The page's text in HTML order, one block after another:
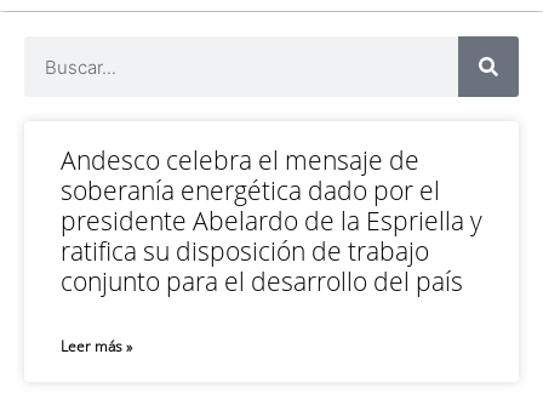
Andesco celebra el mensaje de
soberanía energética dado por el
presidente Abelardo de la Espriella y
ratifica su disposición de trabajo
conjunto para el desarrollo del país
Leer más »